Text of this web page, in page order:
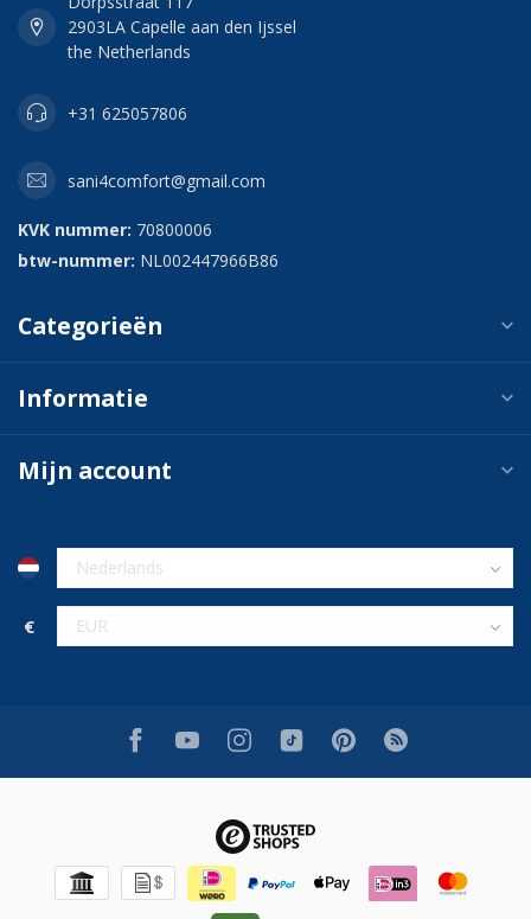
2903LA Capelle aan den Ijssel
the Netherlands
+31 625057806
sani4comfort@gmail.com
KVK nummer: 70800006
btw-nummer: NL002447966B86
Categorieën
Informatie
Mijn account
€